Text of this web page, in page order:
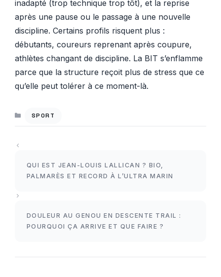
inadapté (trop technique trop tôt), et la reprise
après une pause ou le passage à une nouvelle
discipline. Certains profils risquent plus :
débutants, coureurs reprenant après coupure,
athlètes changant de discipline. La BIT s’enflamme
parce que la structure reçoit plus de stress que ce
qu’elle peut tolérer à ce moment-là.
SPORT
QUI EST JEAN-LOUIS LALLICAN ? BIO,
PALMARÈS ET RECORD À L’ULTRA MARIN
DOULEUR AU GENOU EN DESCENTE TRAIL :
POURQUOI ÇA ARRIVE ET QUE FAIRE ?